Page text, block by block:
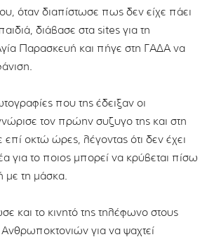
όταν διαπίστωσε πως δεν είχε πάει
διάβασε στα sites για τη
Παρασκευή και πήγε στη ΓΑΔΑ να
που της έδειξαν οι
τον πρώην συζυγο της και στη
επί οκτώ ώρες, λέγοντας ότι δεν έχει
για το ποιος μπορεί να κρύβεται πίσω
με τη μάσκα.
και το κινητό της τηλέφωνο στους
Ανθρωποκτονιών για να ψαχτεί